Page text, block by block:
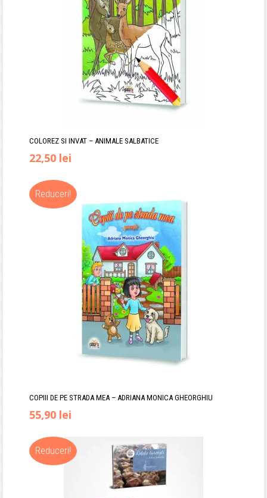
COLOREZ SI INVAT – ANIMALE SALBATICE
Prețul
inițial
a
22,50 lei
este:
22,50 lei.
Reduceri!
COPIII DE PE STRADA MEA – ADRIANA MONICA GHEORGHIU
Prețul
inițial
a
55,90 lei
este:
55,90 lei.
Reduceri!